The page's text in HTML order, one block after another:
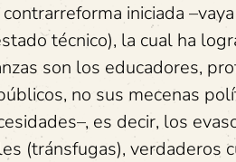
iniciada
técnico), la cual ha
son los educadores,
no sus mecenas
es decir, los
(tránsfugas), verdaderos